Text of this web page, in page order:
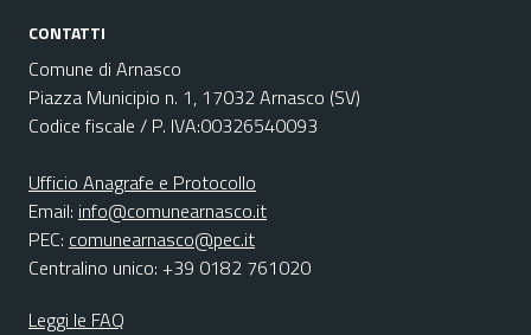
CONTATTI
Comune di Arnasco
Piazza Municipio n. 1, 17032 Arnasco (SV)
Codice fiscale / P. IVA:00326540093
Ufficio Anagrafe e Protocollo
Email: info@comunearnasco.it
PEC: comunearnasco@pec.it
Centralino unico: +39 0182 761020
Leggi le FAQ